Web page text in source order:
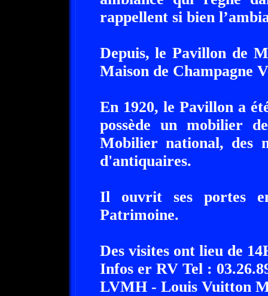
rappellent si bien
Depuis, le Pavillon de
Maison de Champagne
En 1920, le Pavillon a
possède un mobilier
Mobilier national, des
d'antiquaires.
Il ouvrit ses portes
Patrimoine.
Des visites ont lieu de
Infos er RV Tel :
LVMH - Louis Vuitton